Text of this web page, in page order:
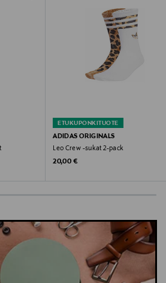
urheilutakki, nuorten
ETUKUPONKITUOTE
ADIDAS ORIGINALS
Leo Crew -sukat 2-pack
Original Price
20,00 €